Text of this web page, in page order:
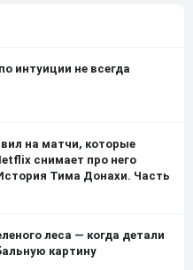
интуиции не всегда
на матчи, которые
снимает про него
Тима Донахи. Часть
леса — когда детали
картину